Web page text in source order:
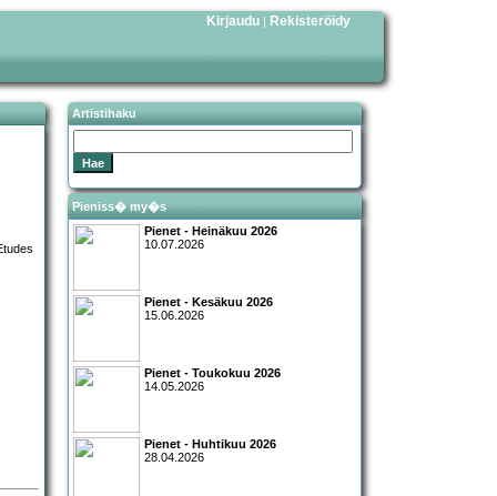
Kirjaudu | Rekisteröidy
Artistihaku
Pieniss� my�s
Pienet - Heinäkuu 2026
10.07.2026
Pienet - Kesäkuu 2026
15.06.2026
Pienet - Toukokuu 2026
14.05.2026
Pienet - Huhtikuu 2026
28.04.2026